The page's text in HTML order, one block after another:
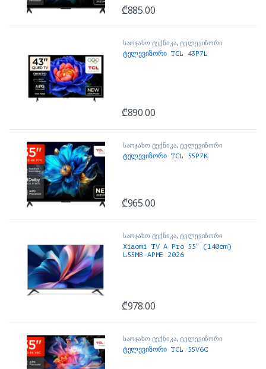
₾885.00
საოჯახო ტექნიკა,ტელევიზორი
ტელევიზორი TCL 43P7L
₾890.00
საოჯახო ტექნიკა,ტელევიზორი
ტელევიზორი TCL 55P7K
₾965.00
საოჯახო ტექნიკა,ტელევიზორი
Xiaomi TV A Pro 55″ (140cm)
L55MB-APME 2026
₾978.00
საოჯახო ტექნიკა,ტელევიზორი
ტელევიზორი TCL 55V6C